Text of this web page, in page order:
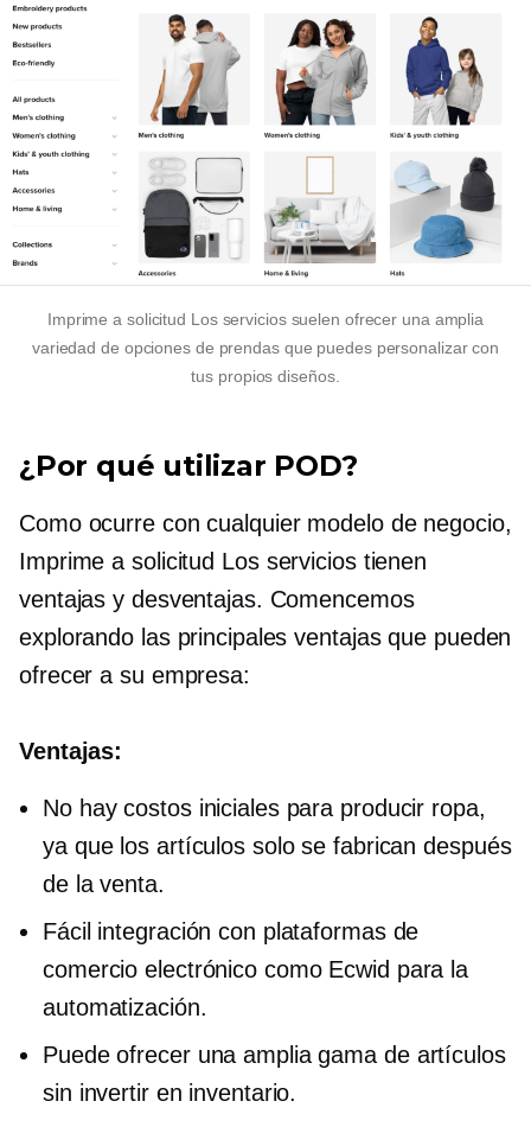
Imprime a solicitud Los servicios suelen ofrecer una amplia
variedad de opciones de prendas que puedes personalizar con
tus propios diseños.
¿Por qué utilizar POD?
Como ocurre con cualquier modelo de negocio,
Imprime a solicitud Los servicios tienen
ventajas y desventajas. Comencemos
explorando las principales ventajas que pueden
ofrecer a su empresa:
Ventajas:
No hay costos iniciales para producir ropa,
ya que los artículos solo se fabrican después
de la venta.
Fácil integración con plataformas de
comercio electrónico como Ecwid para la
automatización.
Puede ofrecer una amplia gama de artículos
sin invertir en inventario.